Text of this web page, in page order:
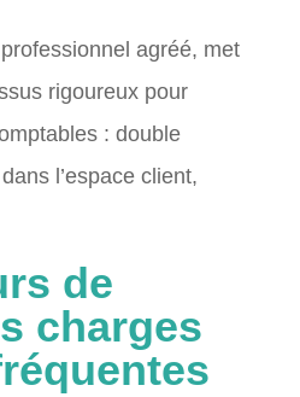
agréé, met
rigoureux pour
: double
l’espace client,
de
charges